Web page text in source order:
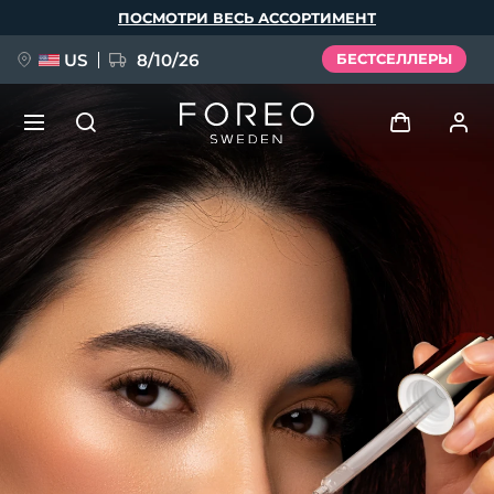
ПОСМОТРИ ВЕСЬ АССОРТИМЕНТ
US 8/10/26 БЕСТСЕЛЛЕРЫ
Войти
Профиль пользователя
Мои приборы
Мои заказы
Мои адреса
Мои подписки
НОВИНКА
FAQ™ Pure Beauty-Tech Elixir
BREAKING NEWS
issa™ Teeth Whitening Set
Язык
English Deutsch
Español
Français
Italiano
Polski
Svenska
Русский
Türkçe
简体中文 繁體中文